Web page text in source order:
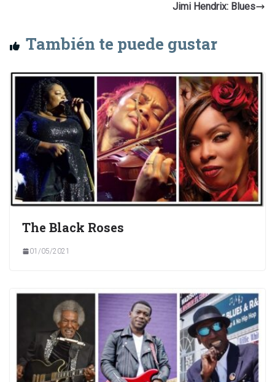
Jimi Hendrix: Blues
También te puede gustar
The Black Roses
01/05/2021